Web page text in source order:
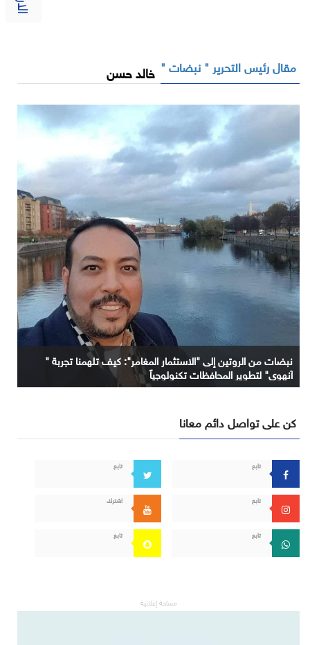
مقال رئيس التحرير " نبضات " خالد حسن
نبضات من الروتين إلى "الاستثمار المغامر": كيف تلهمنا تجربة "
آنهوي" لتطوير المحافظات تكنولوجياً
كن على تواصل دائم معانا
تابع تابع
تابع اشترك
تابع تابع
مساحة إعلانية